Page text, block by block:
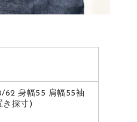
62 身幅55 肩幅55袖
採寸)